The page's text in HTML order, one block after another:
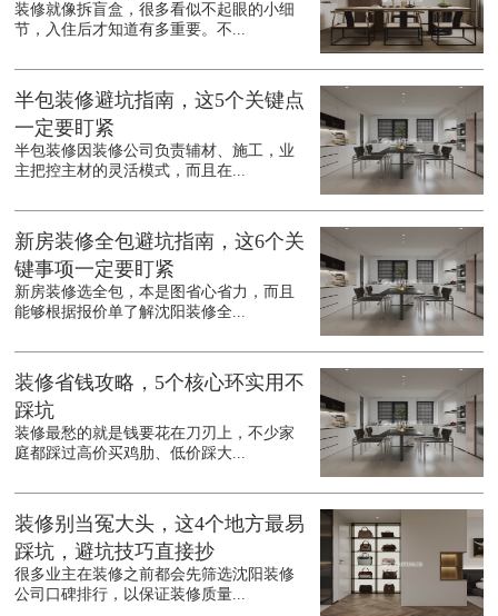
装修就像拆盲盒，很多看似不起眼的小细
节，入住后才知道有多重要。不...
半包装修避坑指南，这5个关键点
一定要盯紧
半包装修因装修公司负责辅材、施工，业
主把控主材的灵活模式，而且在...
新房装修全包避坑指南，这6个关
键事项一定要盯紧
新房装修选全包，本是图省心省力，而且
能够根据报价单了解沈阳装修全...
装修省钱攻略，5个核心环实用不
踩坑
装修最愁的就是钱要花在刀刃上，不少家
庭都踩过高价买鸡肋、低价踩大...
装修别当冤大头，这4个地方最易
踩坑，避坑技巧直接抄
很多业主在装修之前都会先筛选沈阳装修
公司口碑排行，以保证装修质量...